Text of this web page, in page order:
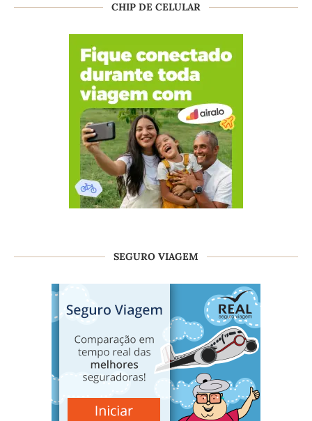
CHIP DE CELULAR
SEGURO VIAGEM